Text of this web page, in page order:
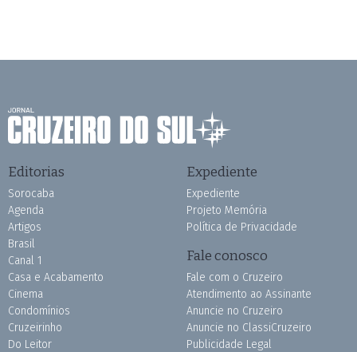
Editorias
Sorocaba
Agenda
Artigos
Brasil
Canal 1
Casa e Acabamento
Cinema
Condomínios
Cruzeirinho
Do Leitor
Expediente
Expediente
Projeto Memória
Política de Privacidade
Fale conosco
Fale com o Cruzeiro
Atendimento ao Assinante
Anuncie no Cruzeiro
Anuncie no ClassiCruzeiro
Publicidade Legal